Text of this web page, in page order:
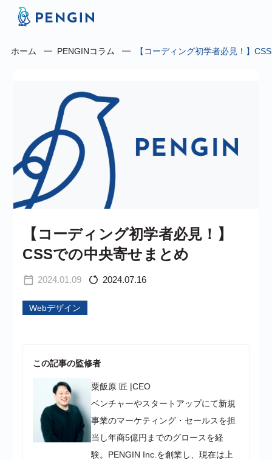
ホーム PENGINコラム 【コーディング初学者必見！】
2024.01.09 2024.07.16
Webデザイン
【コーディング初学者必見！】
CSSでの中央寄せまとめ
この記事の監修者
粟飯原 匠 |CEO
ベンチャーやスタートアップにて新規
事業のマーケティング・セールスを担
当し年商5億円までのグロースを経
験。PENGIN Inc.を創業し、現在は上